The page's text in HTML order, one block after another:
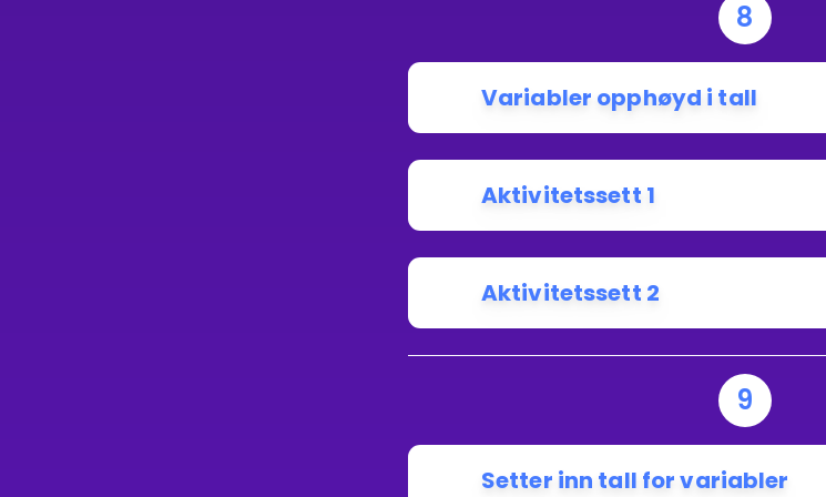
8
Variabler opphøyd i tall
Aktivitetssett 1
Aktivitetssett 2
9
Setter inn tall for variabler